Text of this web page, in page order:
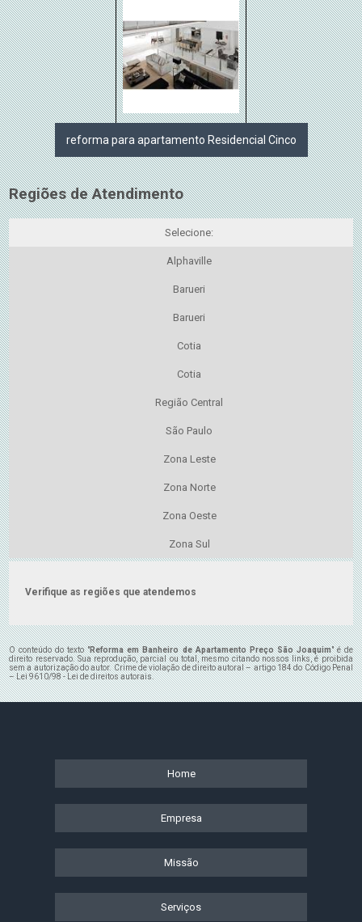
reforma para apartamento Residencial Cinco
Regiões de Atendimento
Selecione:
Alphaville
Barueri
Barueri
Cotia
Cotia
Região Central
São Paulo
Zona Leste
Zona Norte
Zona Oeste
Zona Sul
Verifique as regiões que atendemos
O conteúdo do texto "Reforma em Banheiro de Apartamento Preço São Joaquim" é de
direito reservado. Sua reprodução, parcial ou total, mesmo citando nossos links, é proibida
sem a autorização do autor. Crime de violação de direito autoral – artigo 184 do Código Penal
–Lei 9610/98 - Lei de direitos autorais.
Home
Empresa
Missão
Serviços